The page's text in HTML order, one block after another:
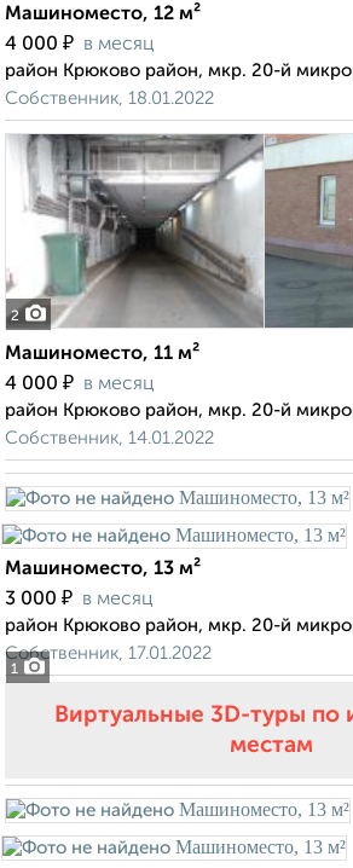
Машиноместо, 12 м²
4 000 ₽ в месяц
район Крюково район, мкр. 20-й
Собственник, 18.01.2022
2
Машиноместо, 11 м²
4 000 ₽ в месяц
район Крюково район, мкр. 20-й
Собственник, 14.01.2022
1
Машиноместо, 13 м²
3 000 ₽ в месяц
район Крюково район, мкр. 20-й
Собственник, 17.01.2022
Виртуальные 3D-туры по
местам